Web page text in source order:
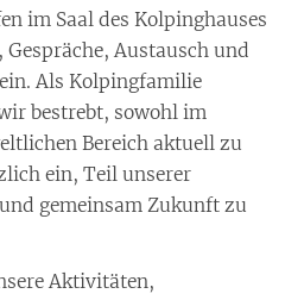
im Saal des Kolpinghauses
Austausch und
Als Kolpingfamilie
bestrebt, sowohl im
Bereich aktuell zu
ein, Teil unserer
gemeinsam Zukunft zu
Aktivitäten,